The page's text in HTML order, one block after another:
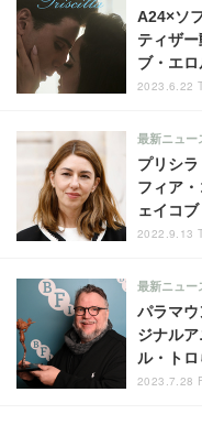
A24×ソ
ティザ
ブ・エロ
2023.6.22
プリシ
フィア
ェイコ
最新ニュー
2022.9.13
パラマウ
ジナル
ル・トロ
最新ニュー
2023.7.28